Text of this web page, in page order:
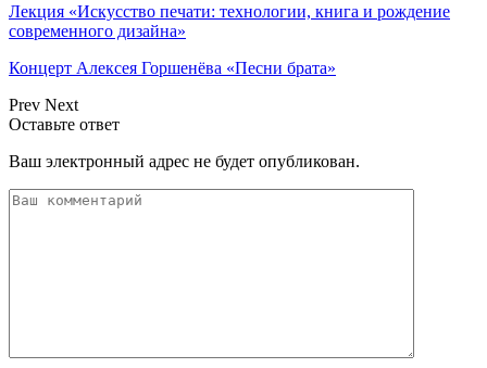
Лекция «Искусство печати: технологии, книга и рождение
современного дизайна»
Концерт Алексея Горшенёва «Песни брата»
Prev Next
Оставьте ответ
Ваш электронный адрес не будет опубликован.